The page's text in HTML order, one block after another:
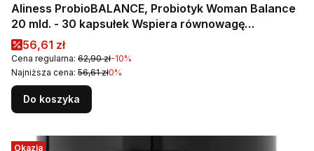
Aliness ProbioBALANCE, Probiotyk Woman Balance
20 mld. - 30 kapsułek Wspiera równowagę
mikroflory jelitowej i intymnej
Cena promocyjna
56,61 zł
Cena regularna: 62,90 zł-10%
Najniższa cena: 56,61 zł0%
Do koszyka
Okazja